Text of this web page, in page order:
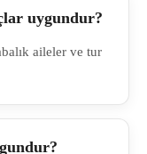
uygundur?
aileler ve tur